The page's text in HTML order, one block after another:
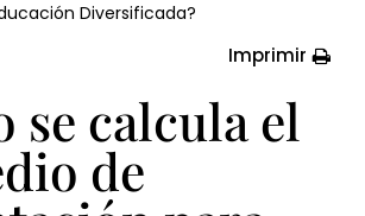
Diversificada?
Imprimir
se calcula el
de